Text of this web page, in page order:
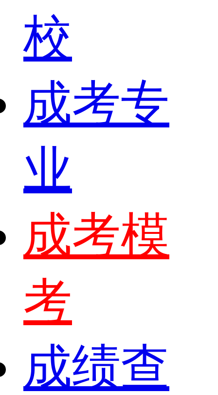
校
成考专
业
成考模
考
成绩查